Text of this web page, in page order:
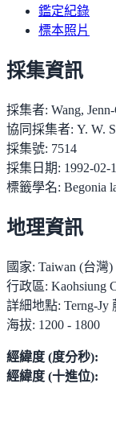
鑑定紀錄
標本照片
採集資訊
採集者: Wang,
協同採集者: Y. W.
採集號: 7514
採集日期: 1992-02-
標籤學名: Begonia
地理資訊
國家: Taiwan (台灣)
行政區: Kaohsiung
詳細地點: Terng-Jy
海拔: 1200 - 1800
經緯度 (度分秒):
經緯度 (十進位):